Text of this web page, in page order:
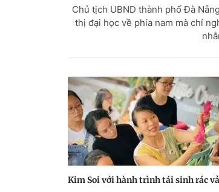
Chủ tịch UBND thành phố Đà
thị đại học về phía nam mà chỉ
Kim Soi với hành trình tái sinh rác